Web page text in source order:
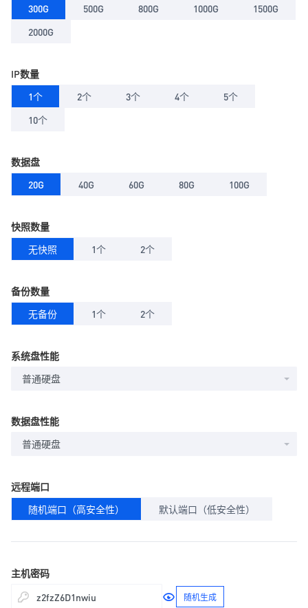
300G
500G 800G 1000G
1500G
2000G
IP数量
1个
2个 3个 4个
5个
10个
数据盘
20G
40G 60G 80G 100G
快照数量
无快照
1个 2个
备份数量
无备份
1个 2个
系统盘性能
普通硬盘
数据盘性能
普通硬盘
远程端口
随机端口（高安全性）
默认端口（低安全性）
主机密码
随机生成